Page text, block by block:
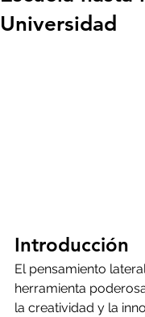
Universidad
Introducción
El pensamiento
herramienta
la creatividad y la